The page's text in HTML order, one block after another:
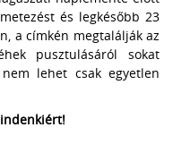
és legkésőbb 23
a címkén megtalálják az
pusztulásáról sokat
lehet csak egyetlen